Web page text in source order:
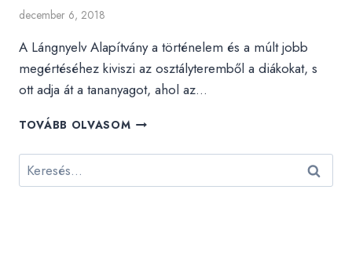
december 6, 2018
A Lángnyelv Alapítvány a történelem és a múlt jobb
megértéséhez kiviszi az osztályteremből a diákokat, s
ott adja át a tananyagot, ahol az…
TOVÁBB OLVASOM SZEMÉLYESEN
ÁT
DIÁKOK
Keresés: